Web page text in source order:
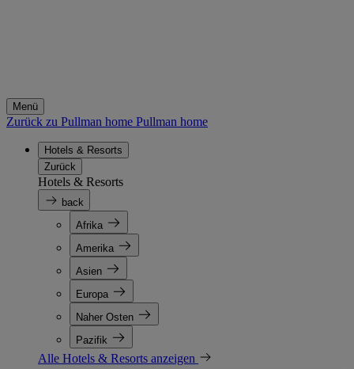
Menü
Zurück zu Pullman home Pullman home
Hotels & Resorts
Zurück
Hotels & Resorts
back
Afrika
Amerika
Asien
Europa
Naher Osten
Pazifik
Alle Hotels & Resorts anzeigen